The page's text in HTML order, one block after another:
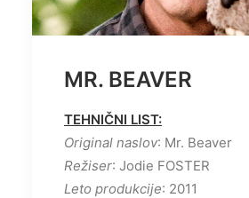
MR. BEAVER
TEHNIČNI LIST:
Original naslov: Mr. Beaver
Režiser: Jodie FOSTER
Leto produkcije: 2011